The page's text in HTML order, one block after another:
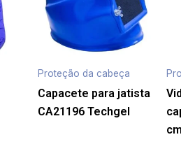
Proteção da cabeça
Capacete para jatista
CA21196 Techgel